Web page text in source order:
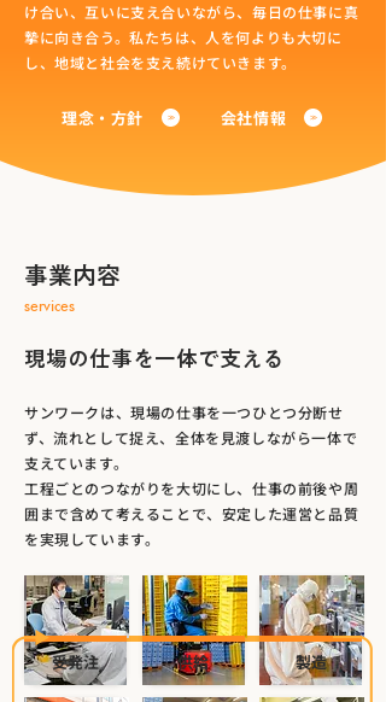
け合い、互いに支え合いながら、毎日の仕事に真
摯に向き合う。私たちは、人を何よりも大切に
し、地域と社会を支え続けていきます。
理念・方針 会社情報
事業内容
services
現場の仕事を一体で支える
サンワークは、現場の仕事を一つひとつ分断せ
ず、流れとして捉え、全体を見渡しながら一体で
支えています。
工程ごとのつながりを大切にし、仕事の前後や周
囲まで含めて考えることで、安定した運営と品質
を実現しています。
受発注 供給 製造